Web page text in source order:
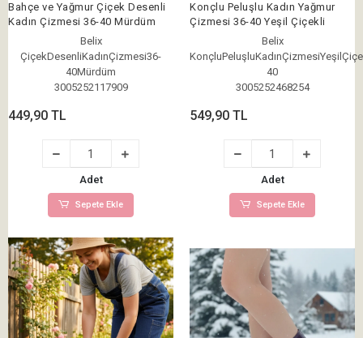
Bahçe ve Yağmur Çiçek Desenli
Kadın Çizmesi 36-40 Mürdüm
Belix
ÇiçekDesenliKadınÇizmesi36-
40Mürdüm
3005252117909
449,90 TL
Adet
Sepete Ekle
Konçlu Peluşlu Kadın Yağmur
Çizmesi 36-40 Yeşil Çiçekli
Belix
40
3005252468254
549,90 TL
Adet
Sepete Ekle